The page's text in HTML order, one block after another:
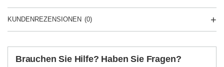
KUNDENREZENSIONEN (0)
Brauchen Sie Hilfe? Haben Sie Fragen?